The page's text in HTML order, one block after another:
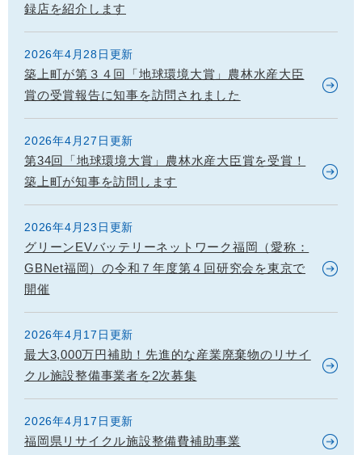
録店を紹介します
2026年4月28日更新
築上町が第３４回「地球環境大賞」農林水産大臣
賞の受賞報告に知事を訪問されました
2026年4月27日更新
第34回「地球環境大賞」農林水産大臣賞を受賞！
築上町が知事を訪問します
2026年4月23日更新
グリーンEVバッテリーネットワーク福岡（愛称：
GBNet福岡）の令和７年度第４回研究会を東京で
開催
2026年4月17日更新
最大3,000万円補助！先進的な産業廃棄物のリサイ
クル施設整備事業者を2次募集
2026年4月17日更新
福岡県リサイクル施設整備費補助事業